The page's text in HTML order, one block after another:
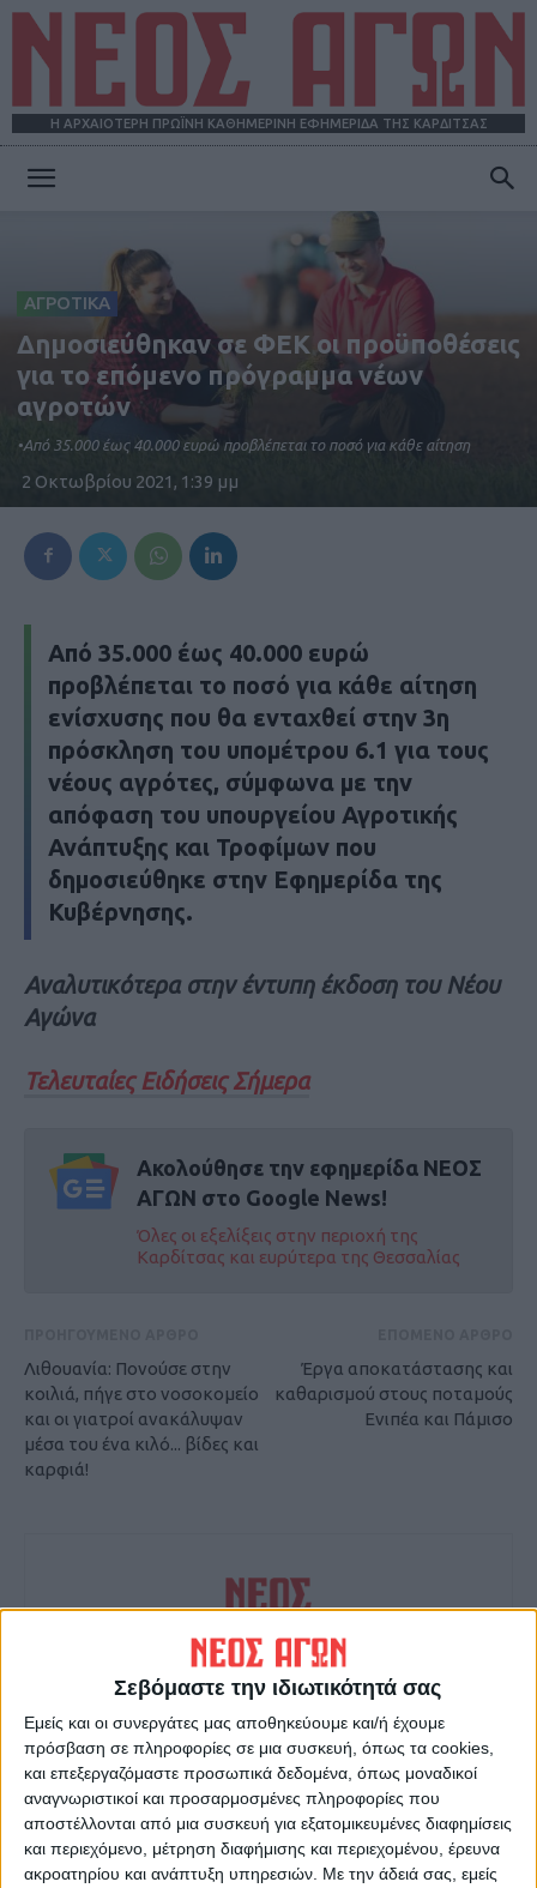
Σεβόμαστε την ιδιωτικότητά σας
Εμείς και οι συνεργάτες μας αποθηκεύουμε και/ή έχουμε
πρόσβαση σε πληροφορίες σε μια συσκευή, όπως τα cookies,
και επεξεργαζόμαστε προσωπικά δεδομένα, όπως μοναδικοί
αναγνωριστικοί και προσαρμοσμένες πληροφορίες που
αποστέλλονται από μια συσκευή για εξατομικευμένες διαφημίσεις
και περιεχόμενο, μέτρηση διαφήμισης και περιεχομένου, έρευνα
ακροατηρίου και ανάπτυξη υπηρεσιών. Με την άδειά σας, εμείς
Η ΑΡΧΑΙΟΤΕΡΗ ΠΡΩΪΝΗ ΚΑΘΗΜΕΡΙΝΗ ΕΦΗΜΕΡΙΔΑ ΤΗΣ ΚΑΡΔΙΤΣΑΣ
ΑΓΩΝ
ΑΓΡΟΤΙΚΑ
Δημοσιεύθηκαν σε ΦΕΚ οι προϋποθέσεις
για το επόμενο πρόγραμμα νέων
αγροτών
•Από 35.000 έως 40.000 ευρώ προβλέπεται το ποσό για κάθε αίτηση
2 Οκτωβρίου 2021, 1:39 μμ
Από 35.000 έως 40.000 ευρώ
προβλέπεται το ποσό για κάθε αίτηση
ενίσχυσης που θα ενταχθεί στην 3η
πρόσκληση του υπομέτρου 6.1 για τους
νέους αγρότες, σύμφωνα με την
απόφαση του υπουργείου Αγροτικής
Ανάπτυξης και Τροφίμων που
δημοσιεύθηκε στην Εφημερίδα της
Κυβέρνησης.
Αναλυτικότερα στην έντυπη έκδοση του Νέου
Αγώνα
Τελευταίες Ειδήσεις Σήμερα
Ακολούθησε την εφημερίδα ΝΕΟΣ
ΑΓΩΝ στο Google News!
Όλες οι εξελίξεις στην περιοχή της
Καρδίτσας και ευρύτερα της Θεσσαλίας
Λιθουανία: Πονούσε στην
κοιλιά, πήγε στο νοσοκομείο
και οι γιατροί ανακάλυψαν
μέσα του ένα κιλό... βίδες και
καρφιά!
Έργα αποκατάστασης και
καθαρισμού στους ποταμούς
Ενιπέα και Πάμισο
https://neosagon.gr
Η Αρχαιότερη Καθημερινή Πρωινή Εφημερίδα της Καρδίτσας